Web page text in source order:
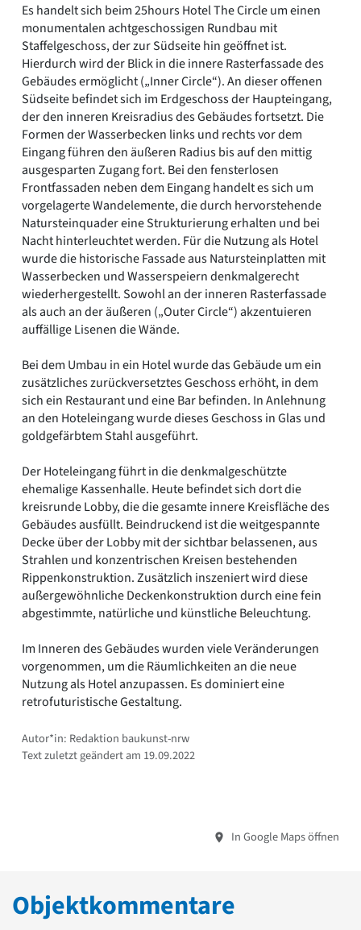
Es handelt sich beim 25hours Hotel The Circle um einen
monumentalen achtgeschossigen Rundbau mit
Staffelgeschoss, der zur Südseite hin geöffnet ist.
Hierdurch wird der Blick in die innere Rasterfassade des
Gebäudes ermöglicht („Inner Circle“). An dieser offenen
Südseite befindet sich im Erdgeschoss der Haupteingang,
der den inneren Kreisradius des Gebäudes fortsetzt. Die
Formen der Wasserbecken links und rechts vor dem
Eingang führen den äußeren Radius bis auf den mittig
ausgesparten Zugang fort. Bei den fensterlosen
Frontfassaden neben dem Eingang handelt es sich um
vorgelagerte Wandelemente, die durch hervorstehende
Natursteinquader eine Strukturierung erhalten und bei
Nacht hinterleuchtet werden. Für die Nutzung als Hotel
wurde die historische Fassade aus Natursteinplatten mit
Wasserbecken und Wasserspeiern denkmalgerecht
wiederhergestellt. Sowohl an der inneren Rasterfassade
als auch an der äußeren („Outer Circle“) akzentuieren
auffällige Lisenen die Wände.
Bei dem Umbau in ein Hotel wurde das Gebäude um ein
zusätzliches zurückversetztes Geschoss erhöht, in dem
sich ein Restaurant und eine Bar befinden. In Anlehnung
an den Hoteleingang wurde dieses Geschoss in Glas und
goldgefärbtem Stahl ausgeführt.
Der Hoteleingang führt in die denkmalgeschützte
ehemalige Kassenhalle. Heute befindet sich dort die
kreisrunde Lobby, die die gesamte innere Kreisfläche des
Gebäudes ausfüllt. Beindruckend ist die weitgespannte
Decke über der Lobby mit der sichtbar belassenen, aus
Strahlen und konzentrischen Kreisen bestehenden
Rippenkonstruktion. Zusätzlich inszeniert wird diese
außergewöhnliche Deckenkonstruktion durch eine fein
abgestimmte, natürliche und künstliche Beleuchtung.
Im Inneren des Gebäudes wurden viele Veränderungen
vorgenommen, um die Räumlichkeiten an die neue
Nutzung als Hotel anzupassen. Es dominiert eine
retrofuturistische Gestaltung.
Autor*in: Redaktion baukunst-nrw
Text zuletzt geändert am 19.09.2022
In Google Maps öffnen
Objektkommentare